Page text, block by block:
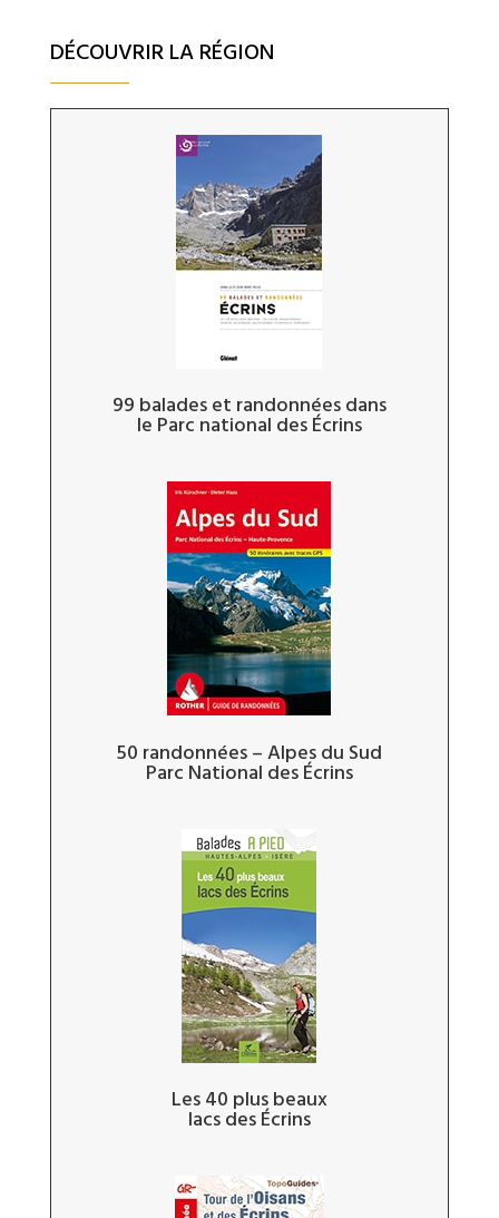
DÉCOUVRIR LA RÉGION
99 balades et randonnées dans
le Parc national des Écrins
50 randonnées – Alpes du Sud
Parc National des Écrins
Les 40 plus beaux
lacs des Écrins